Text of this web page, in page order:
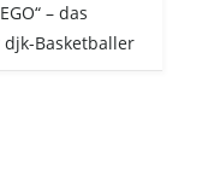
– das
Basketballer